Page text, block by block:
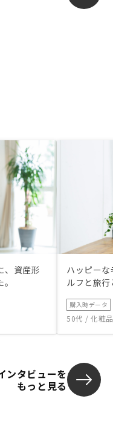
、資産形
ハッピー
ルフと旅
購入時データ
50代 / 化粧
ンタビューを
もっと見る